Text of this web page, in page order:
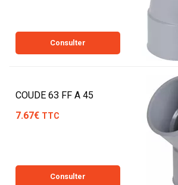
Consulter
COUDE 63 FF A 45
7.67€ TTC
Consulter